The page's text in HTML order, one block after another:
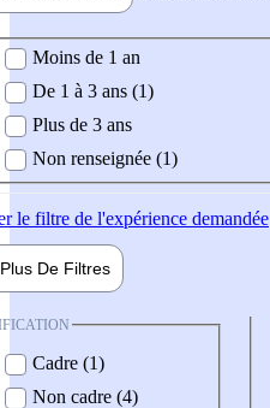
demandée
Moins de 1 an
De 1 à 3 ans (1)
Plus de 3 ans
Non renseignée (1)
le filtre de l'expérience demandée
Plus De Filtres
Cadre (1)
Non cadre (4)